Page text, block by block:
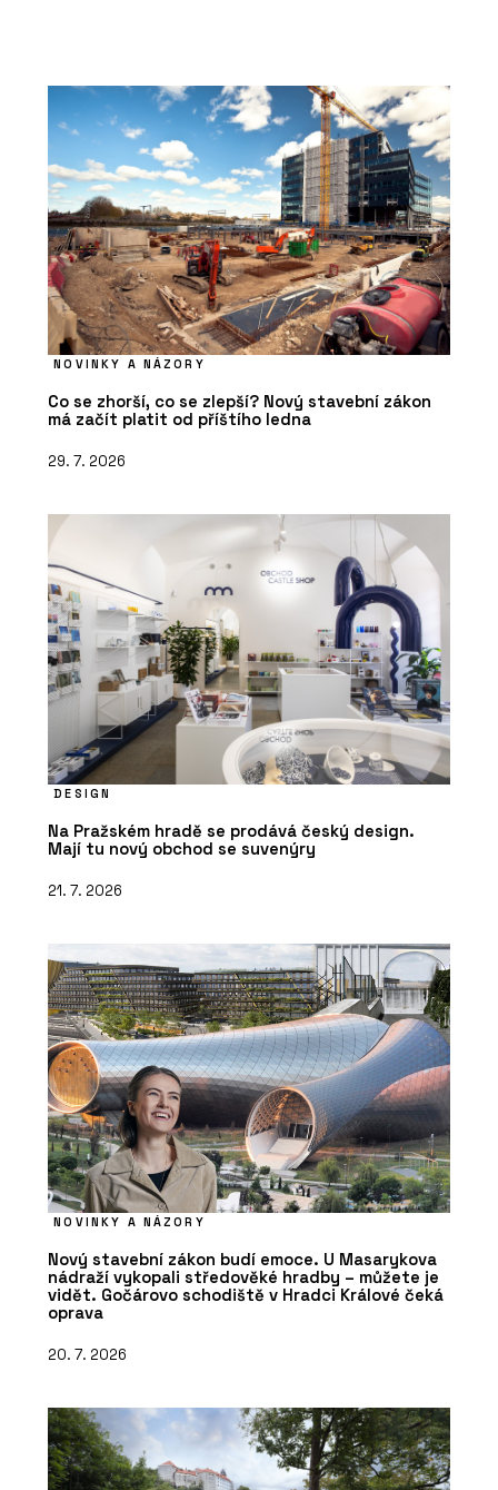
NOVINKY A NÁZORY
Co se zhorší, co se zlepší? Nový stavební zákon
má začít platit od příštího ledna
29. 7. 2026
DESIGN
Na Pražském hradě se prodává český design.
Mají tu nový obchod se suvenýry
21. 7. 2026
NOVINKY A NÁZORY
Nový stavební zákon budí emoce. U Masarykova
nádraží vykopali středověké hradby – můžete je
vidět. Gočárovo schodiště v Hradci Králové čeká
oprava
20. 7. 2026